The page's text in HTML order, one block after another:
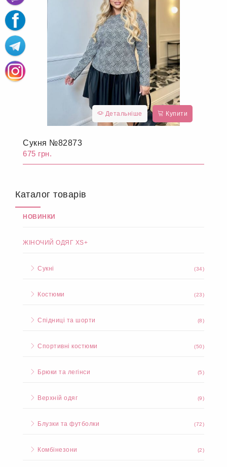
Детальніше Купити
Сукня №82873
675 грн.
Каталог товарів
НОВИНКИ
ЖІНОЧИЙ ОДЯГ XS+
Сукні (34)
Костюми (23)
Спідниці та шорти (8)
Спортивні костюми (50)
Брюки та легінси (5)
Верхній одяг (9)
Блузки та футболки (72)
Комбінезони (2)